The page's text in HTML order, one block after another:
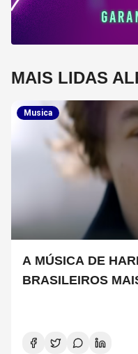
MAIS LIDAS
Musica
A MÚSICA DE
BRASILEIROS